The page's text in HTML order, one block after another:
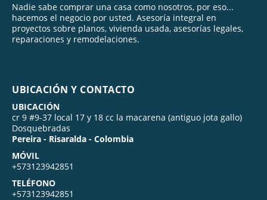
Nadie sabe comprar una casa como nosotros, por eso...
hacemos el negocio por usted. Asesoría integral en
proyectos sobre planos, vivienda usada, asesorías legales,
reparaciones y remodelaciones.
UBICACIÓN Y CONTACTO
UBICACIÓN
cr 9 #9-37 local 17 y 18 cc la macarena (antiguo jota gallo)
Dosquebradas
Pereira - Risaralda - Colombia
MÓVIL
+573123942851
TELÉFONO
+573123942851